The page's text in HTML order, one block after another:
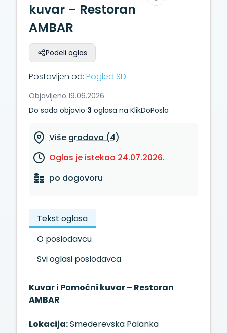
kuvar – Restoran
AMBAR
Podeli oglas
Postavljen od: Pogled SD
Objavljeno 19.06.2026.
Do sada objavio 3 oglasa na KlikDoPosla
Više gradova (4)
Oglas je istekao 24.07.2026.
po dogovoru
Tekst oglasa
O poslodavcu
Svi oglasi poslodavca
Kuvar i Pomoćni kuvar – Restoran
AMBAR
Lokacija:Smederevska Palanka